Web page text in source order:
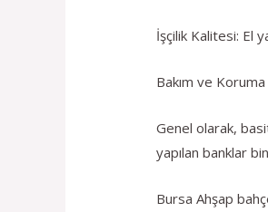
İşçilik Kalitesi: El
Bakım ve
Genel olarak,
yapılan banklar
Bursa Ahşap